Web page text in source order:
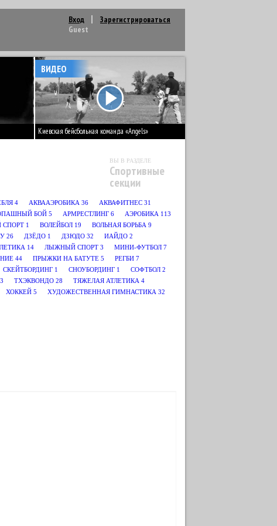
Вход
Зарегистрироваться
Guest
Киевская бейсбольная команда «Angels»
ВИДЕО
ВЫ В РАЗДЕЛЕ
Спортивные
секции
4 АКВААЭРОБИКА 36 АКВАФИТНЕС 31
БОЙ 5 АРМРЕСТЛИНГ 6 АЭРОБИКА 113
1 ВОЛЕЙБОЛ 19 ВОЛЬНАЯ БОРЬБА 9
26 ДЗЁДО 1 ДЗЮДО 32 ИАЙДО 2
14 ЛЫЖНЫЙ СПОРТ 3 МИНИ-ФУТБОЛ 7
44 ПРЫЖКИ НА БАТУТЕ 5 РЕГБИ 7
СКЕЙТБОРДИНГ 1 СНОУБОРДИНГ 1 СОФТБОЛ 2
ТХЭКВОНДО 28 ТЯЖЕЛАЯ АТЛЕТИКА 4
ХОККЕЙ 5 ХУДОЖЕСТВЕННАЯ ГИМНАСТИКА 32